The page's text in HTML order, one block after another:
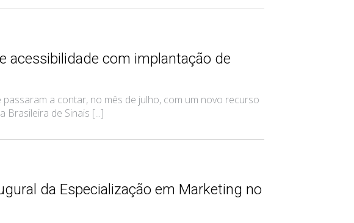
acessibilidade com implantação de
a contar, no mês de julho, com um novo recurso
Brasileira de Sinais [...]
da Especialização em Marketing no